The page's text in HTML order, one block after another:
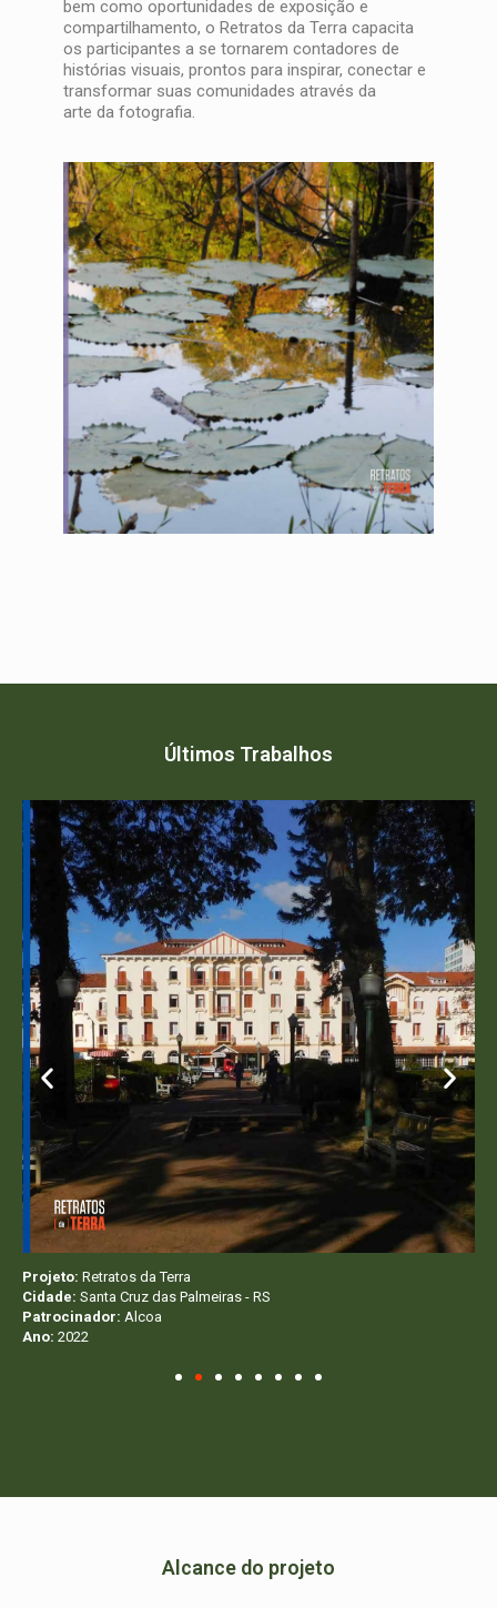
bem como oportunidades de exposição e
compartilhamento, o Retratos da Terra capacita
os participantes a se tornarem contadores de
histórias visuais, prontos para inspirar, conectar e
transformar suas comunidades através da
arte da fotografia.
Últimos Trabalhos
Projeto: Retratos da Terra
Cidade: Santa Cruz das Palmeiras - RS
Patrocinador: Alcoa
Ano: 2022
Alcance do projeto